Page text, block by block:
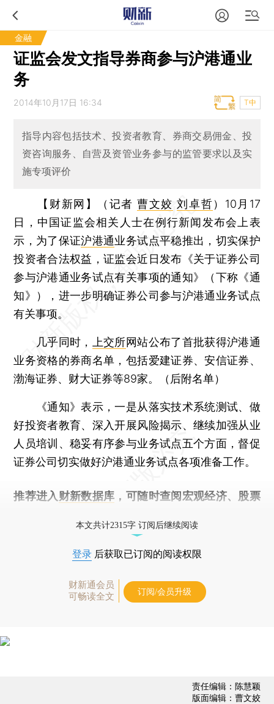
金融
证监会发文指导券商参与沪港通业
务
2014年10月17日 16:34 T中
指导内容包括技术、投资者教育、券商交易佣金、投
资咨询服务、自营及资管业务参与的监管要求以及实
施专项评价
【财新网】（记者曹文姣 刘卓哲） 10月17
日，中国证监会相关人士在例行新闻发布会上表
示，为了保证沪港通业务试点平稳推出，切实保护
投资者合法权益，证监会近日发布《关于证券公司
参与沪港通业务试点有关事项的通知》（下称《通
知》），进一步明确证券公司参与沪港通业务试点
有关事项。
几乎同时， 上交所网站公布了首批获得沪港通
业务资格的券商名单，包括爱建证券、安信证券、
渤海证券、财大证券等89家。（后附名单）
《通知》表示，一是从落实技术系统测试、做
好投资者教育、深入开展风险揭示、继续加强从业
人员培训、稳妥有序参与业务试点五个方面，督促
证券公司切实做好沪港通业务试点各项准备工作。
推荐进入 财新数据库 ，可随时查阅宏观经济、股票
本文共计2315字 订阅后继续阅读
登录 后获取已订阅的阅读权限
财新通会员
可畅读全文
订阅/会员升级
责任编辑：陈慧颖
版面编辑：曹文姣